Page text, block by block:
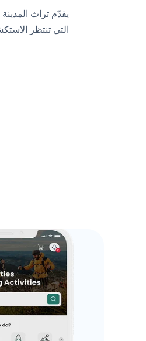
يقدّم تراث
التي تنتظر